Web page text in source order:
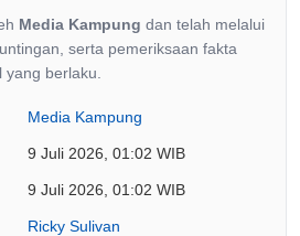
Media Kampung dan telah melalui
serta pemeriksaan fakta
berlaku.
Media Kampung
9 Juli 2026, 01:02 WIB
9 Juli 2026, 01:02 WIB
Ricky Sulivan